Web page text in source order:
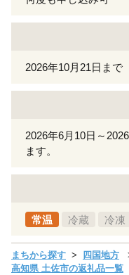
2026年10月21日まで
2026年6月10日～
ます。
常温 冷蔵 冷凍
まちから探す 四国地方
高知県 土佐市の返礼品一覧